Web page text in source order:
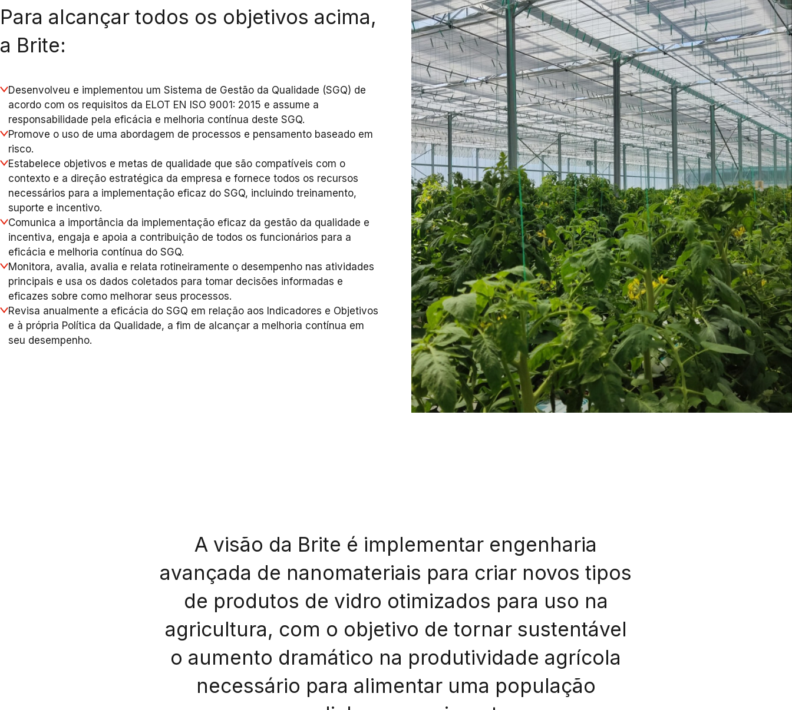
Para alcançar todos os objetivos acima,
a Brite:
Desenvolveu e implementou um Sistema de Gestão da Qualidade (SGQ) de
acordo com os requisitos da ELOT EN ISO 9001: 2015 e assume a
responsabilidade pela eficácia e melhoria contínua deste SGQ.
Promove o uso de uma abordagem de processos e pensamento baseado em
risco.
Estabelece objetivos e metas de qualidade que são compatíveis com o
contexto e a direção estratégica da empresa e fornece todos os recursos
necessários para a implementação eficaz do SGQ, incluindo treinamento,
suporte e incentivo.
Comunica a importância da implementação eficaz da gestão da qualidade e
incentiva, engaja e apoia a contribuição de todos os funcionários para a
eficácia e melhoria contínua do SGQ.
Monitora, avalia, avalia e relata rotineiramente o desempenho nas atividades
principais e usa os dados coletados para tomar decisões informadas e
eficazes sobre como melhorar seus processos.
Revisa anualmente a eficácia do SGQ em relação aos Indicadores e Objetivos
e à própria Política da Qualidade, a fim de alcançar a melhoria contínua em
seu desempenho.
A visão da Brite é implementar engenharia
avançada de nanomateriais para criar novos tipos
de produtos de vidro otimizados para uso na
agricultura, com o objetivo de tornar sustentável
o aumento dramático na produtividade agrícola
necessário para alimentar uma população